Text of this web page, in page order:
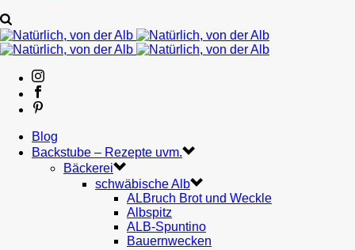
Blog
Backstube – Rezepte uvm.
Bäckerei
schwäbische Alb
ALBruch Brot und Weckle
Albspitz
ALB-Spuntino
Bauernwecken